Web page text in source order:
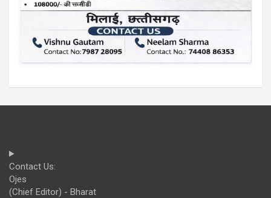
Contact Us:
Ojes
(Chief Editor) - Bharat